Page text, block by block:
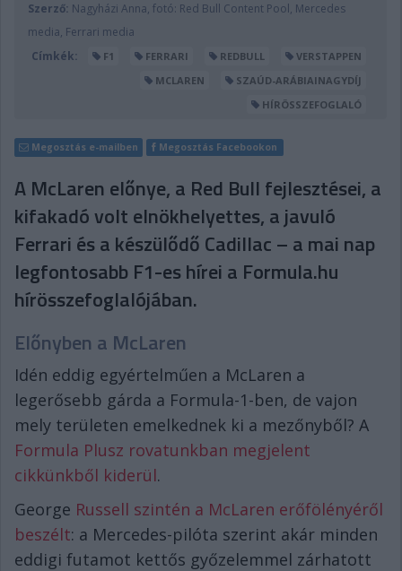
Szerző: Nagyházi Anna, fotó: Red Bull Content Pool, Mercedes
media, Ferrari media
Címkék:
F1 FERRARI REDBULL
VERSTAPPEN
MCLAREN
SZAÚD-ARÁBIAINAGYDÍJ
HÍRÖSSZEFOGLALÓ
Megosztás e-mailben Megosztás Facebookon
A McLaren előnye, a Red Bull fejlesztései, a
kifakadó volt elnökhelyettes, a javuló
Ferrari és a készülődő Cadillac – a mai nap
legfontosabb F1-es hírei a Formula.hu
hírösszefoglalójában.
Előnyben a McLaren
Idén eddig egyértelműen a McLaren a
legerősebb gárda a Formula-1-ben, de vajon
mely területen emelkednek ki a mezőnyből? A
Formula Plusz rovatunkban megjelent
cikkünkből kiderül.
George Russell szintén a McLaren erőfölényéről
beszélt: a Mercedes-pilóta szerint akár minden
eddigi futamot kettős győzelemmel zárhatott